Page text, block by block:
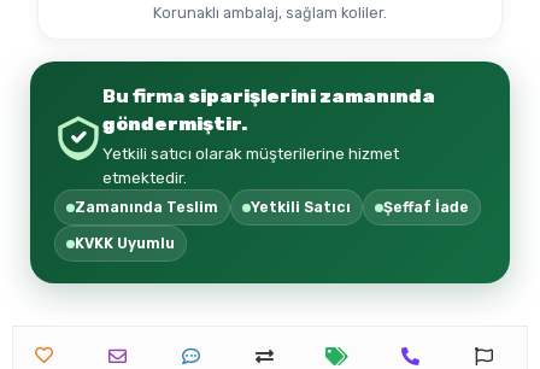
Korunaklı ambalaj, sağlam koliler.
Bu firma siparişlerini zamanında
göndermiştir.
Yetkili satıcı olarak müşterilerine hizmet
etmektedir.
Zamanında Teslim Yetkili Satıcı Şeffaf İade
KVKK Uyumlu